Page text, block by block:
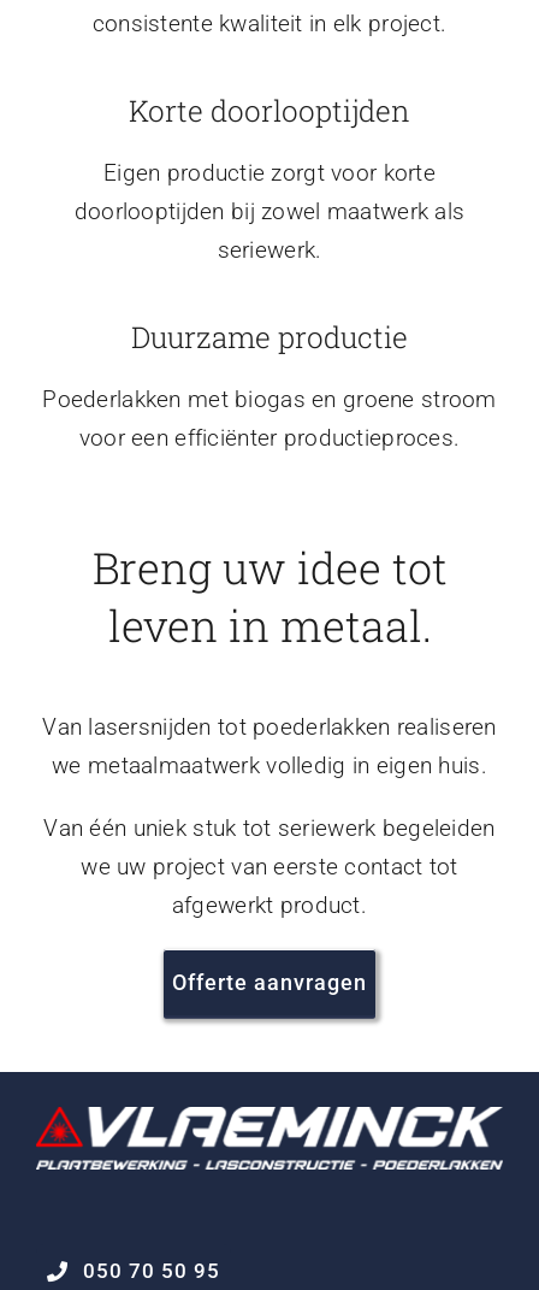
consistente kwaliteit in elk project.
Korte doorlooptijden
Eigen productie zorgt voor korte
doorlooptijden bij zowel maatwerk als
seriewerk.
Duurzame productie
Poederlakken met biogas en groene stroom
voor een efficiënter productieproces.
Breng uw idee tot
leven in metaal.
Van lasersnijden tot poederlakken realiseren
we metaalmaatwerk volledig in eigen huis.
Van één uniek stuk tot seriewerk begeleiden
we uw project van eerste contact tot
afgewerkt product.
Offerte aanvragen
050 70 50 95